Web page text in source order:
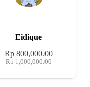
Eidique
Rp1,000,000.00
Rp 800,000.00